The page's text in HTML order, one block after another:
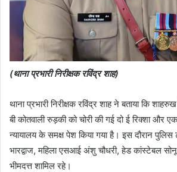
(थाना प्रभारी निरीक्षक रविंद्र शाह)
थाना प्रभारी निरीक्षक रविंद्र शाह ने बताया कि
बी कोतवाली रुड़की को चोरी की गई दो ई रिक्शा और
न्यायालय के समक्ष पेश किया गया है। इस दौरान
भारद्वाज, महिला एसआई अंशु चौधरी, हेड कांस्टेबल
भीमदत्त शामिल रहे।